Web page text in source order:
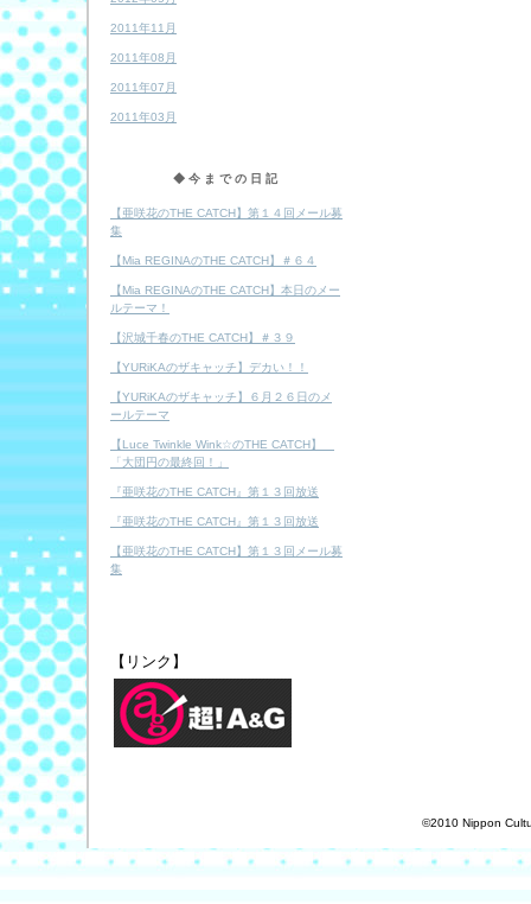
2011年11月
2011年08月
2011年07月
2011年03月
◆今までの日記
【亜咲花のTHE CATCH】第１４回メール募
集
【Mia REGINAのTHE CATCH】＃６４
【Mia REGINAのTHE CATCH】本日のメー
ルテーマ！
【沢城千春のTHE CATCH】＃３９
【YURiKAのザキャッチ】デカい！！
【YURiKAのザキャッチ】６月２６日のメ
ールテーマ
【Luce Twinkle Wink☆のTHE CATCH】
「大団円の最終回！」
『亜咲花のTHE CATCH』第１３回放送
『亜咲花のTHE CATCH』第１３回放送
【亜咲花のTHE CATCH】第１３回メール募
集
【リンク】
©2010 Nippon